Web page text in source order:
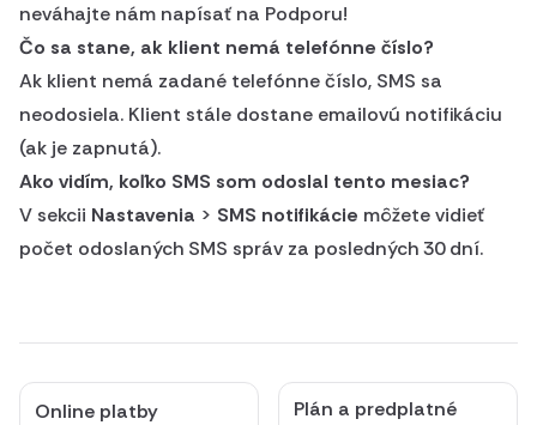
neváhajte nám napísať na Podporu!
Čo sa stane, ak klient nemá telefónne číslo?
Ak klient nemá zadané telefónne číslo, SMS sa
neodosiela. Klient stále dostane emailovú notifikáciu
(ak je zapnutá).
Ako vidím, koľko SMS som odoslal tento mesiac?
V sekcii Nastavenia > SMS notifikácie môžete vidieť
počet odoslaných SMS správ za posledných 30 dní.
Online platby Plán a predplatné